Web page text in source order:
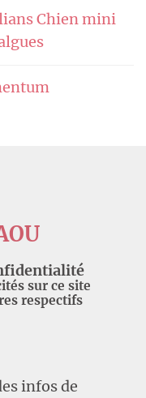
Chien mini
sur ce site
respectifs
infos de